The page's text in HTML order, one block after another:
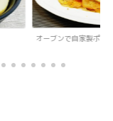
オーブンで自家製ポテ